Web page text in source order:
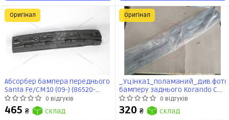
Абсорбер бампера переднього
Santa Fe/CM10 (09-) (86520-
2BAA0) Mobis0 відгуків
465 ₴ склад
Оригінал
бамперу заднього Korando C
(10-) (7882934001) SsangYong
0 відгуків
320 ₴ склад
Оригінал